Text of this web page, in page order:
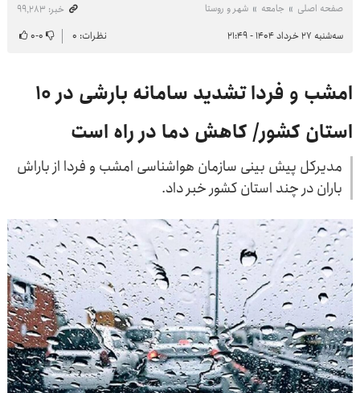
صفحه اصلی جامعه شهر و روستا
خبر: ۹۹٬۲۸۳
سه‌شنبه ۲۷ خرداد ۱۴۰۴ - ۲۱:۴۹
نظرات: ۰ ۰-۰
امشب و فردا تشدید سامانه بارشی در ۱۰
استان کشور/ کاهش دما در راه است
مدیرکل پیش بینی سازمان هواشناسی امشب و فردا از باراش
باران در چند استان کشور خبر داد.